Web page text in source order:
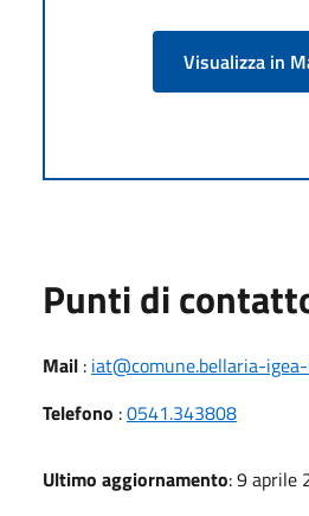
Visualizza in
Punti di
Mail : iat@comune.bellaria-
Telefono :0541.343808
Ultimo aggiornamento: 9 aprile